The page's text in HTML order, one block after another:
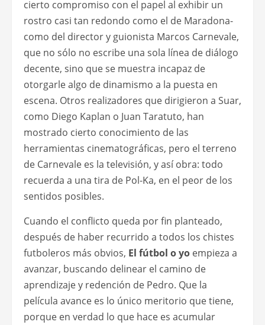
cierto compromiso con el papel al exhibir un
rostro casi tan redondo como el de Maradona-
como del director y guionista Marcos Carnevale,
que no sólo no escribe una sola línea de diálogo
decente, sino que se muestra incapaz de
otorgarle algo de dinamismo a la puesta en
escena. Otros realizadores que dirigieron a Suar,
como Diego Kaplan o Juan Taratuto, han
mostrado cierto conocimiento de las
herramientas cinematográficas, pero el terreno
de Carnevale es la televisión, y así obra: todo
recuerda a una tira de Pol-Ka, en el peor de los
sentidos posibles.
Cuando el conflicto queda por fin planteado,
después de haber recurrido a todos los chistes
futboleros más obvios, El fútbol o yo empieza a
avanzar, buscando delinear el camino de
aprendizaje y redención de Pedro. Que la
película avance es lo único meritorio que tiene,
porque en verdad lo que hace es acumular